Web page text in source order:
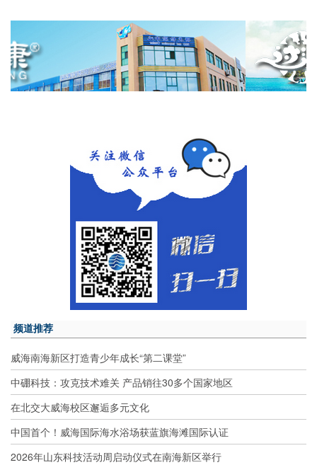
频道推荐
威海南海新区打造青少年成长“第二课堂”
中硼科技：攻克技术难关 产品销往30多个国家地区
在北交大威海校区邂逅多元文化
中国首个！威海国际海水浴场获蓝旗海滩国际认证
2026年山东科技活动周启动仪式在南海新区举行